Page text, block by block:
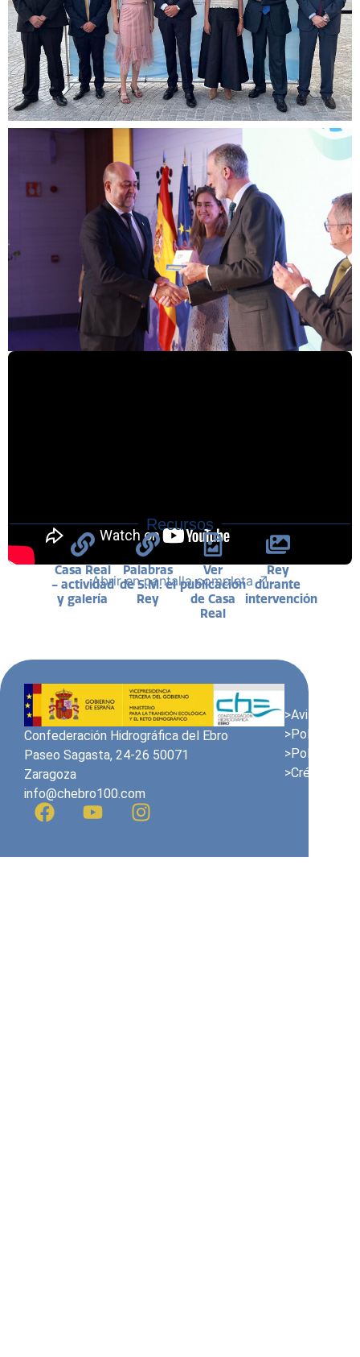
Abrir en pantalla completa ↗
Recursos
Casa Real
- actividad
y galería
Palabras
de S.M. el
Rey
Ver
publicación
de Casa
Real
Rey
durante
intervención
Confederación Hidrográfica del Ebro
Paseo Sagasta, 24-26 50071
Zaragoza
info@chebro100.com
>Aviso Legal
>Política de
>Política de
>Créditos